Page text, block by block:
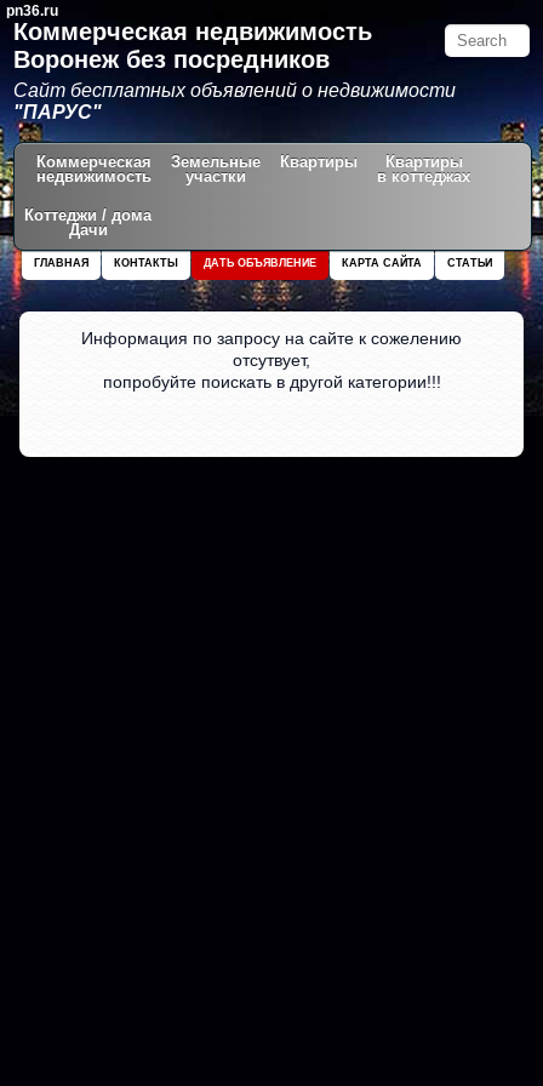
pn36.ru
Коммерческая недвижимость
Воронеж без посредников
Сайт бесплатных объявлений о недвижимости
"ПАРУС"
Коммерческая
недвижимость
Земельные
участки
Квартиры
Квартиры
в коттеджах
Коттеджи / дома
Дачи
СТАТЬИ
КАРТА САЙТА
ДАТЬ ОБЪЯВЛЕНИЕ
КОНТАКТЫ
ГЛАВНАЯ
Информация по запросу на сайте к сожелению
отсутвует,
попробуйте поискать в другой категории!!!